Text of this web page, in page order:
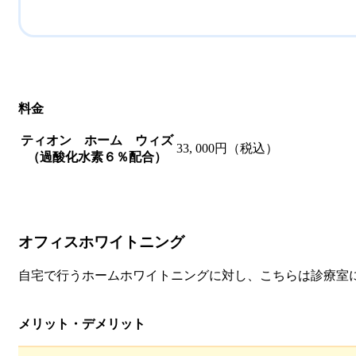
料金
ティオン ホーム ウィズ
（過酸化水素６％配合）
33, 000円（税込）
オフィスホワイトニング
自宅で行うホームホワイトニングに対し、こちらは診療室
メリット・デメリット